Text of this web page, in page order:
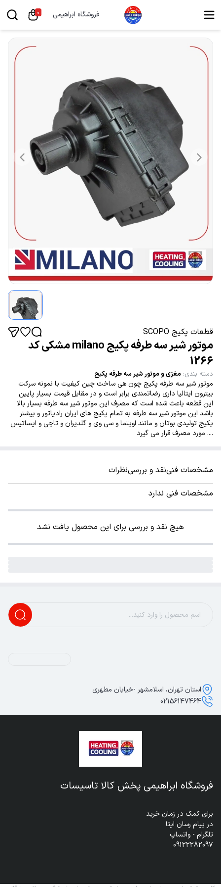
فروشگاه ابراهیمی 0
قطعات پکیج SCOPO
موتور شیر سه طرفه پکیج milano مشکی کد
1266
دسته بندی: مغزی و موتور شیر سه طرفه پکیج
موتور شیر سه طرفه پکیج چون هی ساخت چین کیفیت با نمونه سرکت
بیترون ایتالیا داری رضاتمندی برابر است و در مقابل قیمت بسیار پایین
این قطعه باعث شده است که مصرف این موتور شیر سه طرفه بسیار بالا
باشد این موتور شیر سه طرفه به تمام پکیج های ایران رادیاتور و بیشتر
پکیج تولیدی بوتان و مانند اوپتما و سی وی و گلدیران و تاچی و ایساتیس
.... مورد مصرف قرار می گیرد
مشخصات فنینقد و بررسینظرات
مشخصات فنی ندارد
هیچ نقد و بررسی برای این محصول یافت نشد
فروشگاه ابراهیمی پخش کالا تاسیسات
09122282097
استان تهران، اسلامشهر -خیابان مطهری
02156147464